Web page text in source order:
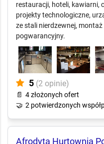
restauracji, hoteli, kawiarni,
projekty technologiczne,
ze stali nierdzewnej,
pogwarancyjny.
5 (2 opinie)
📄 4 złożonych ofert
🤝 2 potwierdzonych